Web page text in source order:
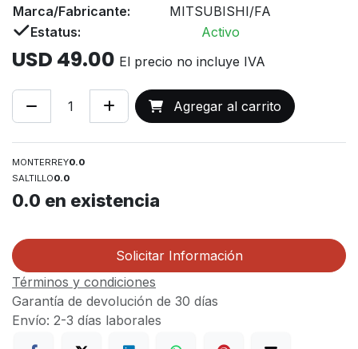
Marca/Fabricante:
MITSUBISHI/FA
Estatus:
Activo
USD 49.00 El precio no incluye IVA
Agregar al carrito
MONTERREY0.0
SALTILLO0.0
0.0 en existencia
Solicitar Información
Términos y condiciones
Garantía de devolución de 30 días
Envío: 2-3 días laborales